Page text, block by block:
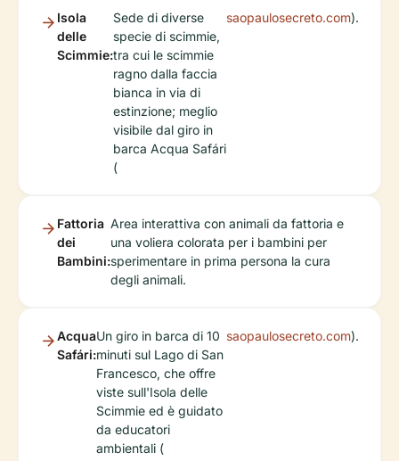
Isola
delle
Scimmie:
Sede di diverse
specie di scimmie,
tra cui le scimmie
ragno dalla faccia
bianca in via di
estinzione; meglio
visibile dal giro in
barca Acqua Safári
(
saopaulosecreto.com).
Fattoria
dei
Bambini:
Area interattiva con animali da fattoria e
una voliera colorata per i bambini per
sperimentare in prima persona la cura
degli animali.
Acqua
Safári:
Un giro in barca di 10
minuti sul Lago di San
Francesco, che offre
viste sull'Isola delle
Scimmie ed è guidato
da educatori
ambientali (
saopaulosecreto.com).